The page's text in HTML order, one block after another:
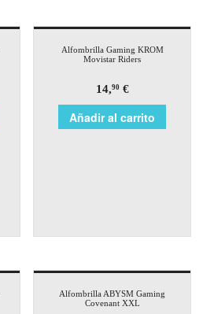
Alfombrilla Gaming KROM
Movistar Riders
14,90€
Añadir al carrito
Alfombrilla ABYSM Gaming
Covenant XXL